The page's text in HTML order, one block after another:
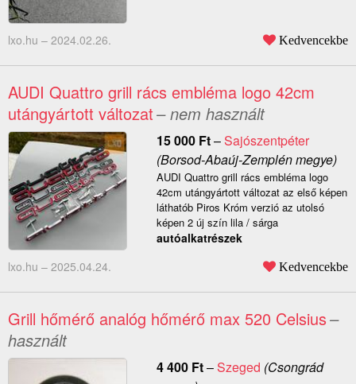
lxo.hu – 2024.02.26. Kedvencekbe
AUDI Quattro grill rács embléma logo 42cm
utángyártott változat– nem használt
15 000 Ft–Sajószentpéter
(Borsod-Abaúj-Zemplén megye)
AUDI Quattro grill rács embléma logo
42cm utángyártott változat az első képen
láthatób Piros Króm verzió az utolsó
képen 2 új szín lila / sárga
autóalkatrészek
lxo.hu – 2025.04.24. Kedvencekbe
Grill hőmérő analóg hőmérő max 520 Celsius–
használt
4 400 Ft–Szeged (Csongrád